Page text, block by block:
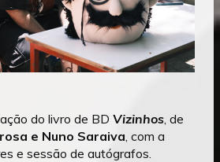
do livro de BD Vizinhos , de
e Nuno Saraiva , com a
e sessão de autógrafos.